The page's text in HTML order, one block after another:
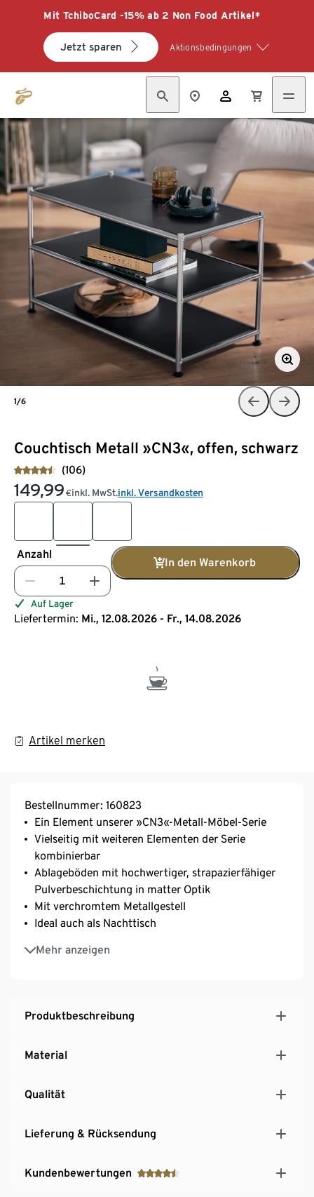
Mit TchiboCard -15% ab 2 Non Food Artikel*
Jetzt sparen Aktionsbedingungen
Couchtisch Metall »CN3«, offen, schwarz
(106)
149,99 €inkl. MwSt.inkl. Versandkosten
Anzahl
In den Warenkorb
Auf Lager
Liefertermin: Mi., 12.08.2026 - Fr., 14.08.2026
Artikel merken
1/6
Bestellnummer: 160823
Ein Element unserer »CN3«-Metall-Möbel-Serie
Vielseitig mit weiteren Elementen der Serie
kombinierbar
Ablageböden mit hochwertiger, strapazierfähiger
Pulverbeschichtung in matter Optik
Mit verchromtem Metallgestell
Ideal auch als Nachttisch
Mehr anzeigen
Beistelltisch mit höhenverstellbaren
Kunststofffüßen für einen festen Stand auch auf
Produktbeschreibung
Material
Qualität
Lieferung & Rücksendung
Kundenbewertungen